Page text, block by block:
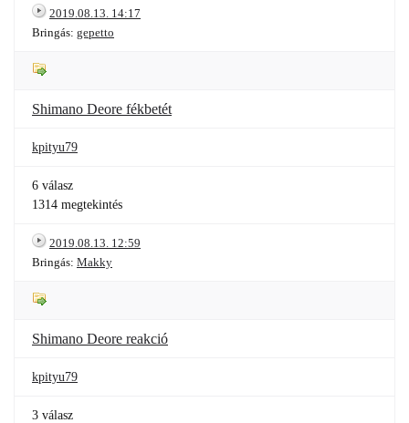
2019.08.13. 14:17
Bringás: gepetto
Shimano Deore fékbetét
kpityu79
6 válasz
1314 megtekintés
2019.08.13. 12:59
Bringás: Makky
Shimano Deore reakció
kpityu79
3 válasz